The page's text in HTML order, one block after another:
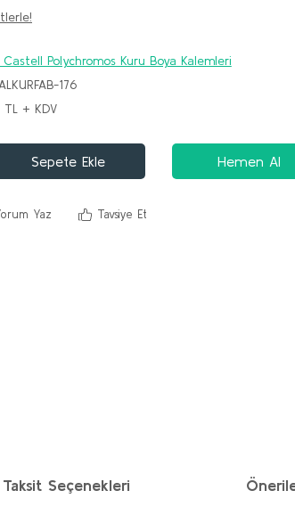
Castell Polychromos Kuru Boya Kalemleri
176
TL + KDV
Sepete Ekle Hemen Al
Yaz Tavsiye Et
Taksit Seçenekleri